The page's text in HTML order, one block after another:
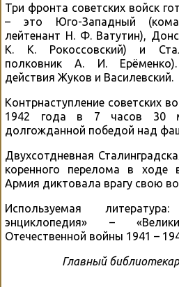
Три фронта советских войск
– это Юго-Западный
лейтенант Н. Ф. Ватутин),
К. К. Рокоссовский) и
полковник А. И.
действия Жуков и Василевский.
Контрнаступление советских
1942 года в 7 часов 30
долгожданной победой над
Двухсотдневная
коренного перелома в ходе
Армия диктовала врагу свою
Используемая
энциклопедия» –
Отечественной войны 1941 –
Главный